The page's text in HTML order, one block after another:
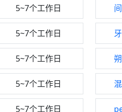
5~7个工作日
5~7个工作日
5~7个工作日
5~7个工作日
5~7个工作日